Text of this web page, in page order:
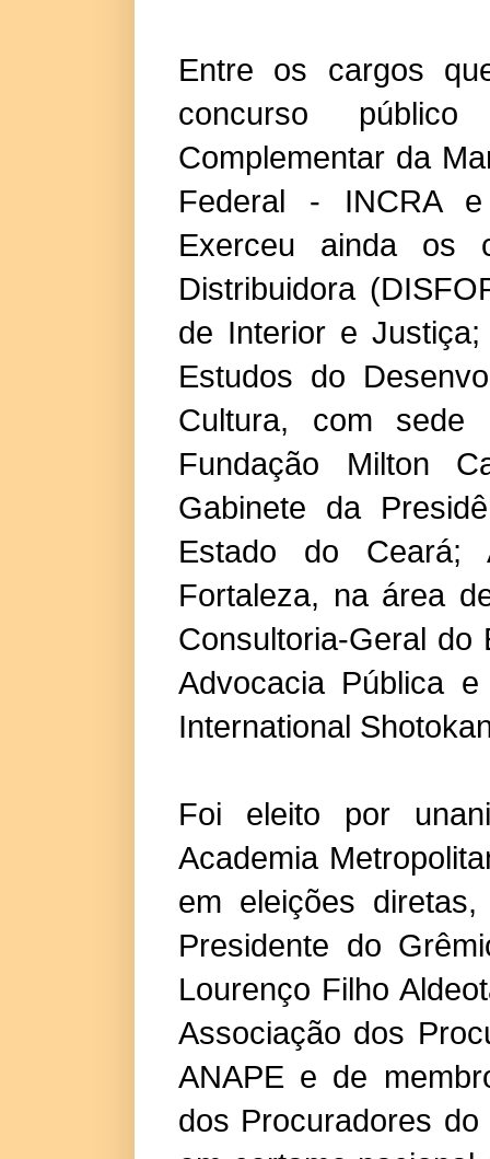
Entre os cargos
concurso
Complementar da
Federal - INCRA
Exerceu ainda os
Distribuidora
de Interior e
Estudos do
Cultura, com sede
Fundação Milton
Gabinete da
Estado do Ceará;
Fortaleza, na área
Consultoria-Geral do
Advocacia Pública
International
Foi eleito por
Academia
em eleições
Presidente do
Lourenço Filho
Associação dos
ANAPE e de
dos Procuradores